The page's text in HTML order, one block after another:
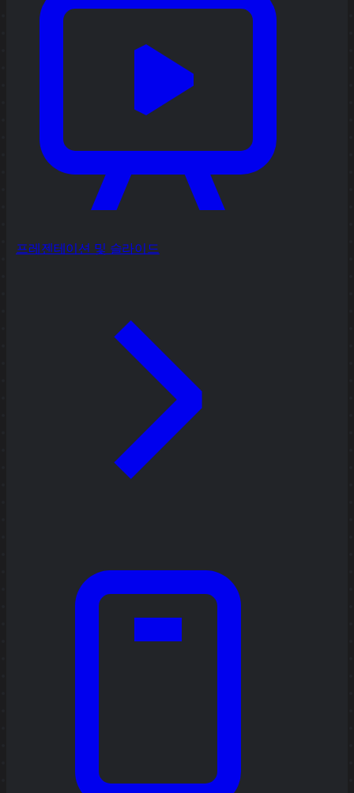
프레젠테이션 및 슬라이드